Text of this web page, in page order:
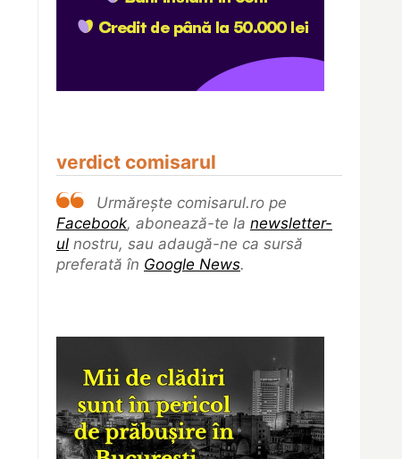
verdict comisarul
Urmărește comisarul.ro pe
Facebook, abonează-te la newsletter-
ul nostru, sau adaugă-ne ca sursă
preferată în Google News.